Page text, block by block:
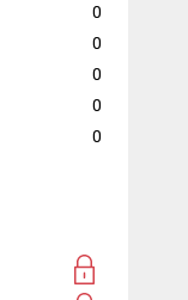
0
0
0
0
0